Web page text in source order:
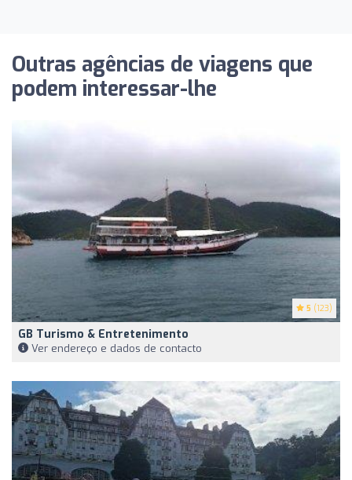
Outras agências de viagens que
podem interessar-lhe
5 (123)
GB Turismo & Entretenimento
Ver endereço e dados de contacto